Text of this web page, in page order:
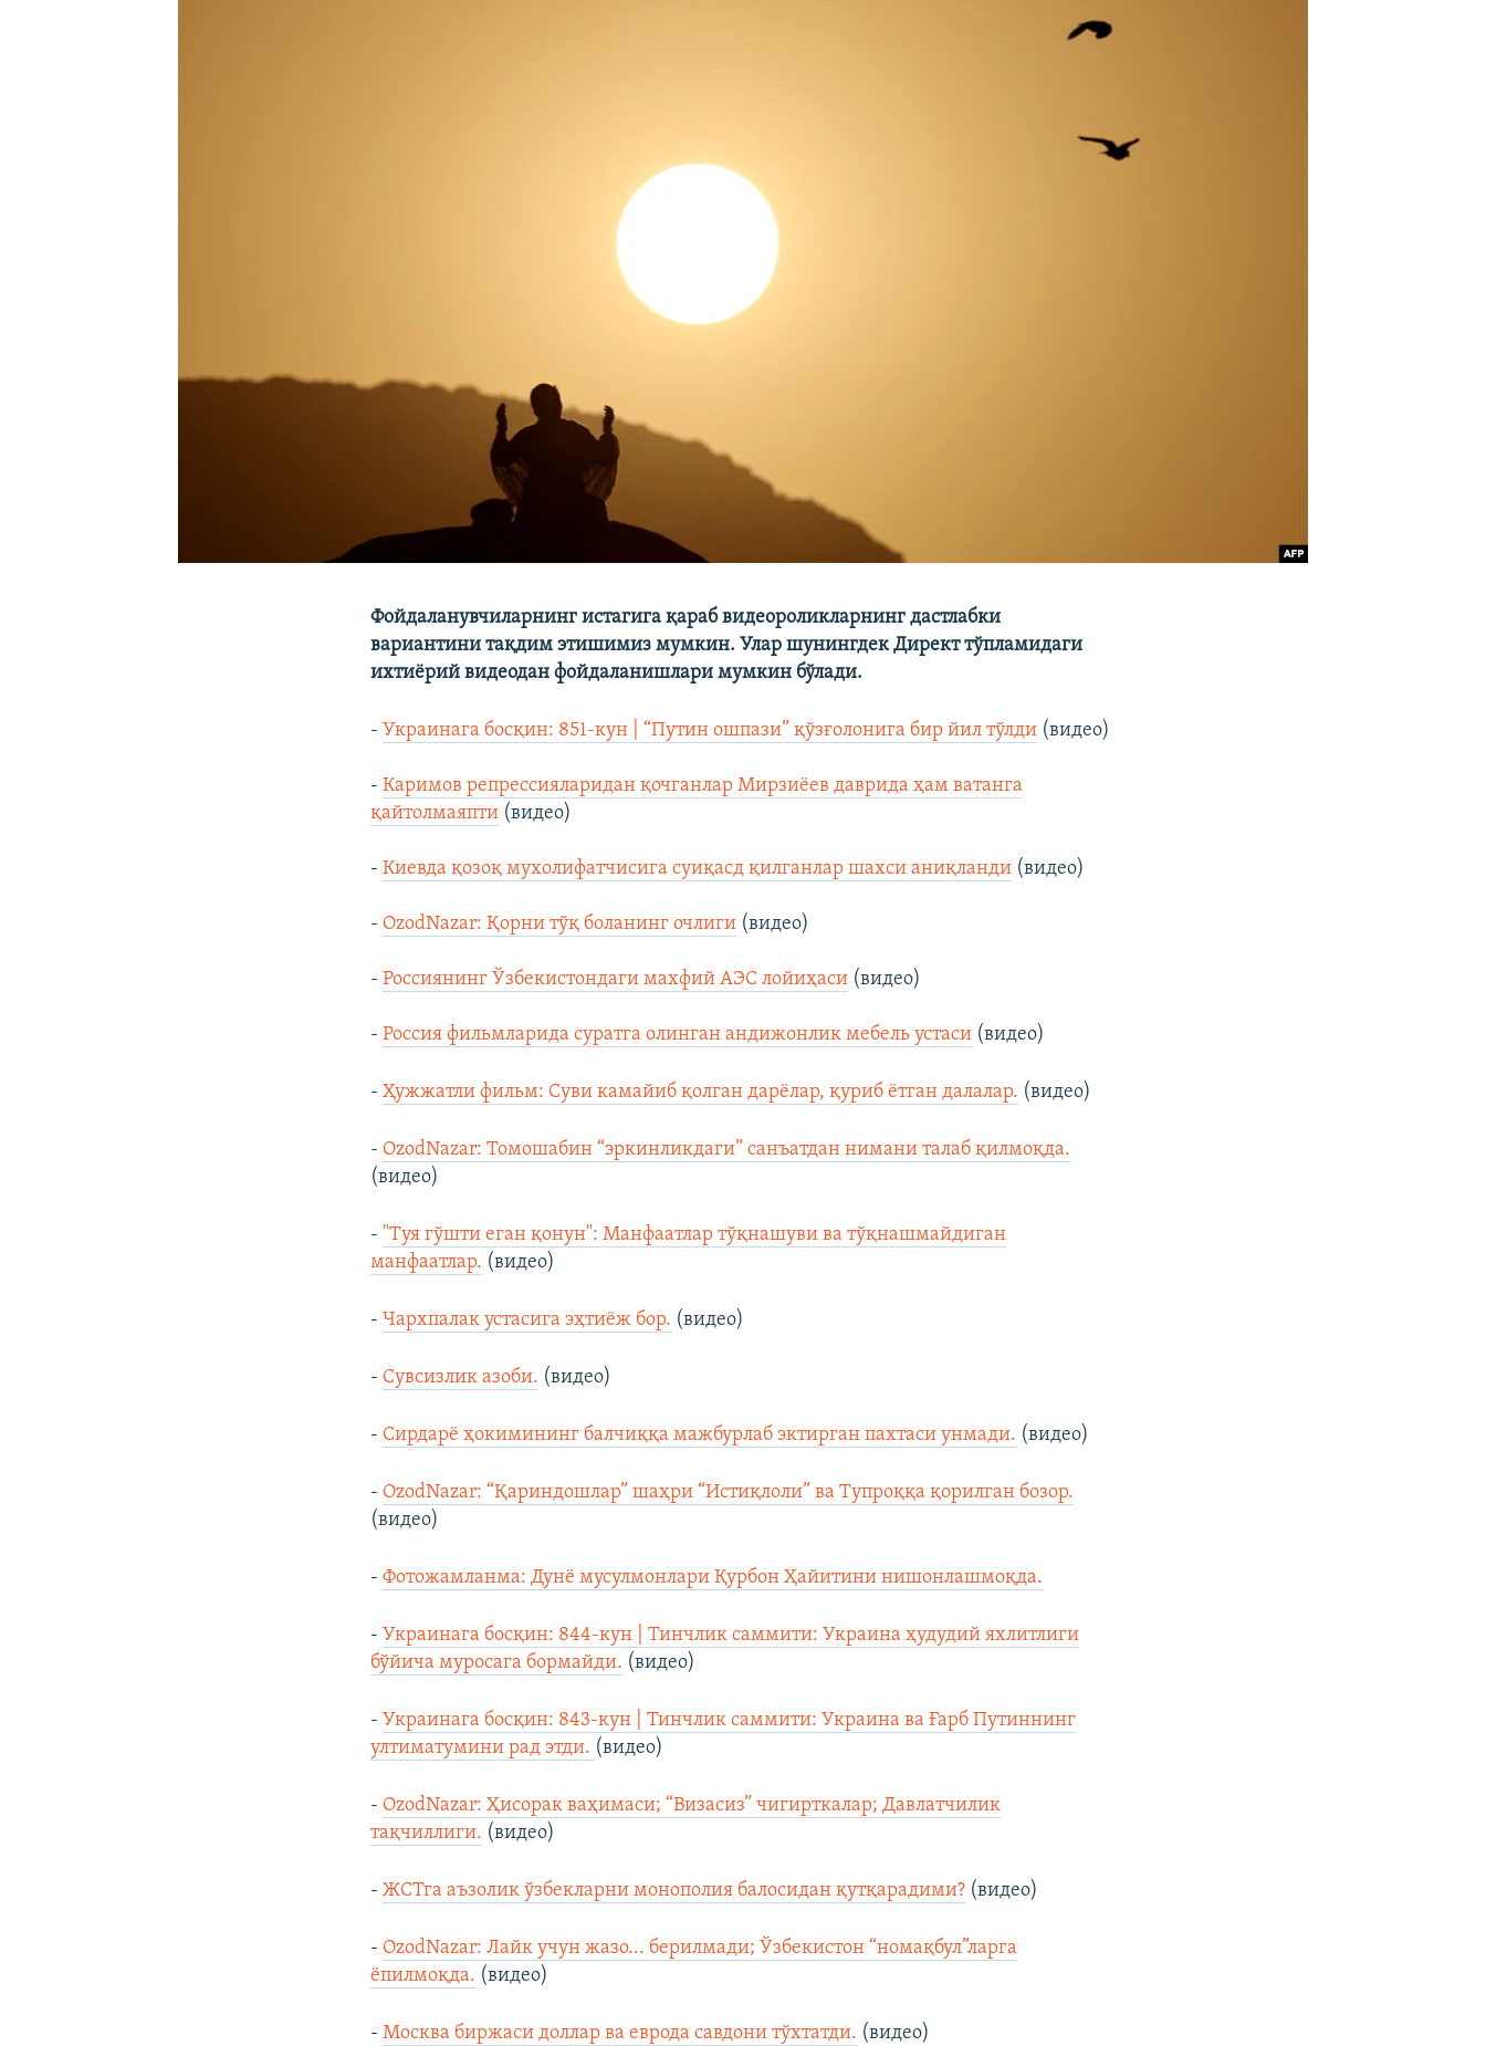
Фойдаланувчиларнинг истагига қараб видеороликларнинг дастлабки
вариантини тақдим этишимиз мумкин. Улар шунингдек Директ тўпламидаги
ихтиёрий видеодан фойдаланишлари мумкин бўлади.
-Украинага босқин: 851-кун | “Путин ошпази” қўзғолонига бир йил тўлди (видео)
-Каримов репрессияларидан қочганлар Мирзиёев даврида ҳам ватанга
қайтолмаяпти (видео)
-Киевда қозоқ мухолифатчисига суиқасд қилганлар шахси аниқланди (видео)
- OzodNazar: Қорни тўқ боланинг очлиги (видео)
-Россиянинг Ўзбекистондаги махфий АЭС лойиҳаси (видео)
-Россия фильмларида суратга олинган андижонлик мебель устаси (видео)
-Ҳужжатли фильм: Суви камайиб қолган дарёлар, қуриб ётган далалар. (видео)
- OzodNazar: Томошабин “эркинликдаги” санъатдан нимани талаб қилмоқда.
(видео)
- "Туя гўшти еган қонун": Манфаатлар тўқнашуви ва тўқнашмайдиган
манфаатлар. (видео)
-Чархпалак устасига эҳтиёж бор. (видео)
- Сувсизлик азоби. (видео)
- Сирдарё ҳокимининг балчиққа мажбурлаб эктирган пахтаси унмади. (видео)
- OzodNazar: “Қариндошлар” шаҳри “Истиқлоли” ва Тупроққа қорилган бозор.
(видео)
-Фотожамланма: Дунё мусулмонлари Қурбон Ҳайитини нишонлашмоқда.
-Украинага босқин: 844-кун | Тинчлик саммити: Украина ҳудудий яхлитлиги
бўйича муросага бормайди. (видео)
-Украинага босқин: 843-кун | Тинчлик саммити: Украина ва Ғарб Путиннинг
ултиматумини рад этди. (видео)
- OzodNazar: Ҳисорак ваҳимаси; “Визасиз” чигирткалар; Давлатчилик
тақчиллиги. (видео)
-ЖСТга аъзолик ўзбекларни монополия балосидан қутқарадими? (видео)
- OzodNazar: Лайк учун жазо... берилмади; Ўзбекистон “номақбул”ларга
ёпилмоқда. (видео)
-Москва биржаси доллар ва еврода савдони тўхтатди. (видео)